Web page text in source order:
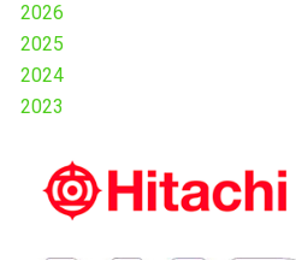
2026
2025
2024
2023